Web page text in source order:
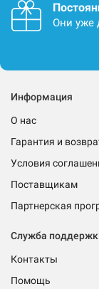
Они уже
Информация
О нас
Гарантия и
Условия
Поставщикам
Партнерская
Служба
Контакты
Помощь